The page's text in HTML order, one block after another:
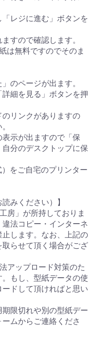
レジに進む」ボタンを
すので確認します。
は無料ですのでそのま
のページが出ます。
細を見る」ボタンを押
リンクがありますの
示が出ますので「保
分のデスクトップに保
をご自宅のプリンター
みください）】
房」が所持しておりま
法コピー・インターネ
します。なお、上記の
らせて頂く場合がござ
アップロード対策のた
もし、型紙データの使
ドして頂ければと思い
限切れや別の型紙デー
ムからご連絡くださ